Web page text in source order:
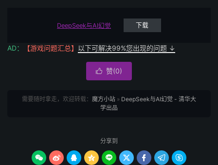
DeepSeek与AI幻觉 下载
AD： 【游戏问题汇总】 以下可解决99%您出现的问题 ↓
 赞(0)
需要随时拿走，欢迎转载： 魔方小站 » DeepSeek与AI幻觉 - 清华大
学出品
分享到
        